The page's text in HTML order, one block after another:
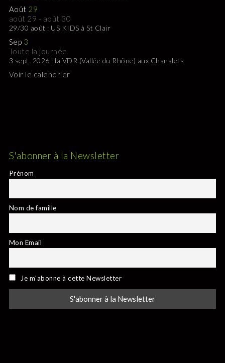
Août 29
août 29 - août 30
29/30 août : US KIDS à St Clair
Sep 3
Toute la journée
3 sept. 2026 : la VDR (Vallée du Rhône) aux Chanalets
Voir le calendrier
S'abonner à la Newsletter
Prénom
Nom de famille
Mon Email
Je m'abonne à cette Newsletter